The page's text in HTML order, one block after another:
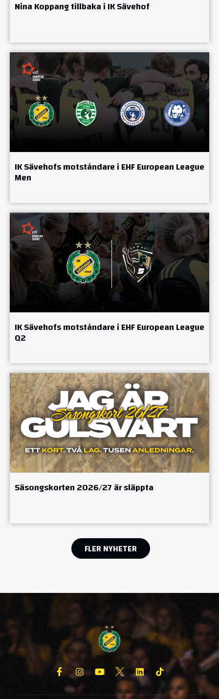
Nina Koppang tillbaka i IK Sävehof
IK Sävehofs motståndare i EHF European League
Men
IK Sävehofs motståndare i EHF European League
Q2
Säsongskorten 2026/27 är släppta
FLER NYHETER